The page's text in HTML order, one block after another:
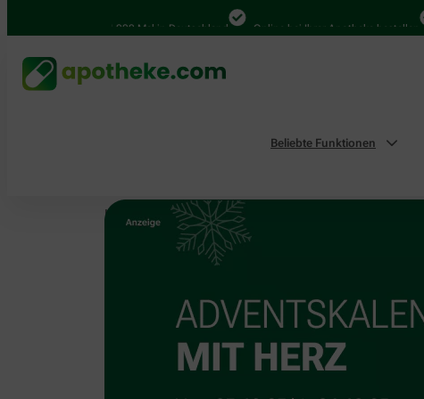
4.000 Mal in Deutschland Online bei Ihrer Apotheke bestellen
Beliebte Funktionen
Home Aktionen & Empfehlungen